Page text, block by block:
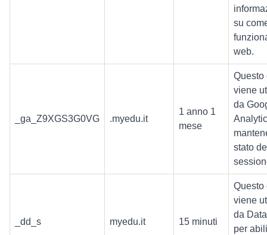
su
web.
_ga_Z9XGS3G0VG .myedu.it
1 anno 1
mese
Questo
viene
da
stato
_dd_s myedu.it 15 minuti
Questo
viene
da
per